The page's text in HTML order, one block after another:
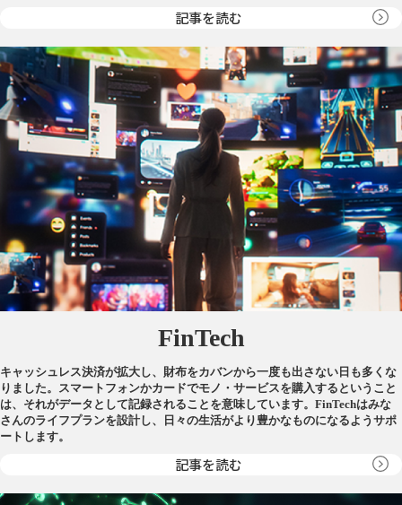
記事を読む
FinTech
キャッシュレス決済が拡大し、財布をカバンから一度も出さない日も多くな
りました。スマートフォンかカードでモノ・サービスを購入するということ
は、それがデータとして記録されることを意味しています。FinTechはみな
さんのライフプランを設計し、日々の生活がより豊かなものになるようサポ
ートします。
記事を読む